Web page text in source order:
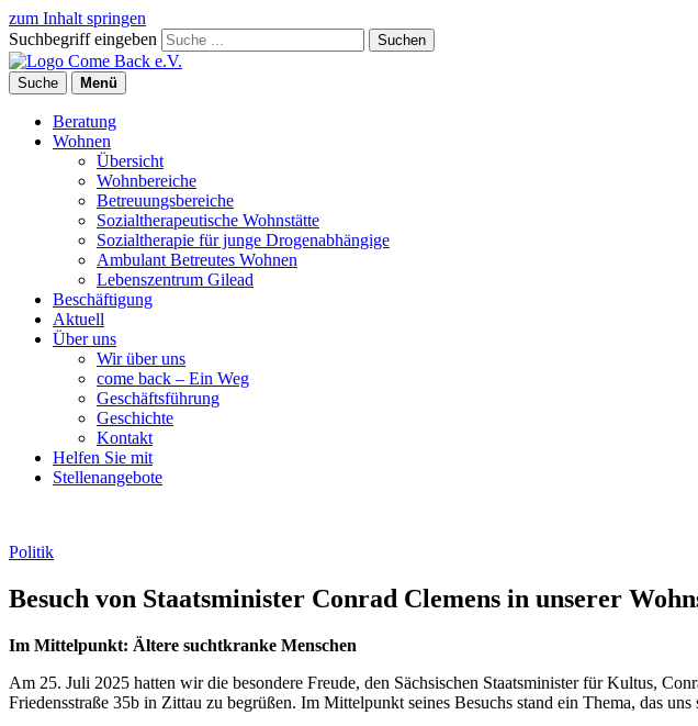
zum Inhalt springen
Suchbegriff eingeben
Suchen
Suche Menü
Beratung
Wohnen
Übersicht
Wohnbereiche
Betreuungsbereiche
Sozialtherapeutische Wohnstätte
Sozialtherapie für junge Drogenabhängige
Ambulant Betreutes Wohnen
Lebenszentrum Gilead
Beschäftigung
Aktuell
Über uns
Wir über uns
come back – Ein Weg
Geschäftsführung
Geschichte
Kontakt
Helfen Sie mit
Stellenangebote
Politik
Besuch von Staatsminister Conrad Clemens in unserer
Im Mittelpunkt: Ältere suchtkranke Menschen
Am 25. Juli 2025 hatten wir die besondere Freude, den Sächsischen Staatsminister für Kultus,
Friedensstraße 35b in Zittau zu begrüßen. Im Mittelpunkt seines Besuchs stand ein Thema, das